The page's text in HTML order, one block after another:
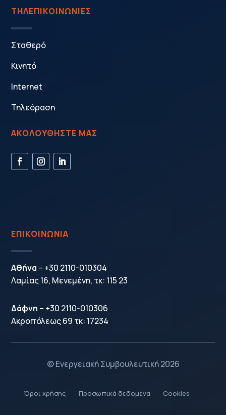
ΤΗΛΕΠΙΚΟΙΝΩΝΙΕΣ
Σταθερό
Κινητό
Internet
Τηλεόραση
ΑΚΟΛΟΥΘΗΣΤΕ ΜΑΣ
ΕΠΙΚΟΙΝΩΝΙΑ
Αθήνα – +30 2110-010304
Λαμίας 16, Μενεμένη, τκ: 115 23
Δάφνη – +30 2110-010306
Ακροπόλεως 69 τκ: 17234
© Ενεργειακή Συμβουλευτική 2026
Όροι χρήσης Προσωπικά δεδομένα Cookies